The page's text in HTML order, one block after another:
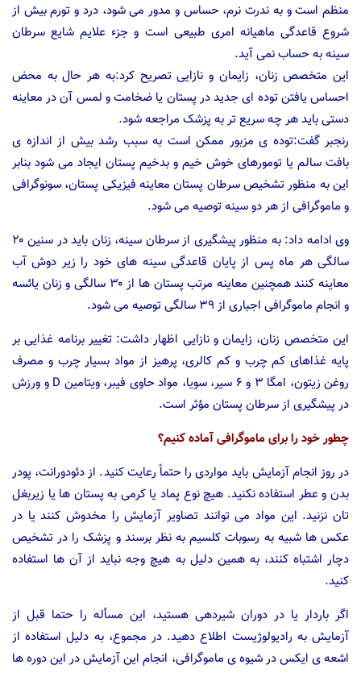
منظم است و به ندرت نرم، حساس و مدور می شود، درد و تورم بیش از
شروع قاعدگی ماهیانه امری طبیعی است و جزء علایم شایع سرطان
سينه به حساب نمی آید.
این متخصص زنان، زایمان و نازایی تصریح کرد:به هر حال به محض
احساس یافتن توده ای جدید در پستان یا ضخامت و لمس آن در معاینه
دستی باید هر چه سریع تر به پزشک مراجعه شود.
رنجبر گفت:توده ی مزبور ممکن است به سبب رشد بیش از اندازه ی
بافت سالم یا تومورهای خوش خیم و بدخیم پستان ایجاد می شود بنابر
این به منظور تشخیص سرطان پستان معاینه فیزیکی پستان، سونوگرافی
و ماموگرافی از هر دو سینه توصیه می شود.
وی ادامه داد: به منظور پیشگیری از سرطان سینه، زنان باید در سنین ۲۰
سالگی هر ماه پس از پایان قاعدگی سینه های خود را زیر دوش آب
معاینه کنند همچنین معاینه مرتب پستان ها از ۳۰ سالگی و زنان یائسه
و انجام ماموگرافی اجباری از ۳۹ سالگی توصیه می شود.
این متخصص زنان، زایمان و نازایی اظهار داشت: تغییر برنامه غذایی بر
پایه غذاهای کم چرب و کم کالری، پرهیز از مواد بسیار چرب و مصرف
روغن زیتون، امگا ۳ و ۶ سیر، سویا، مواد حاوی فیبر، ویتامین D و ورزش
در پیشگیری از سرطان پستان مؤثر است.
چطور خود را برای ماموگرافی آماده کنیم؟
در روز انجام آزمایش باید مواردی را حتماً رعایت کنید. از دئودورانت، پودر
بدن و عطر استفاده نکنید. هیچ نوع پماد یا کرمی به پستان ها یا زیربغل
تان نزنید. این مواد می توانند تصاویر آزمایش را مخدوش کنند یا در
عکس ها شبیه به رسوبات کلسیم به نظر برسند و پزشک را در تشخیص
دچار اشتباه کنند، به همین دلیل به هیچ وجه نباید از آن ها استفاده
کنید.
اگر باردار یا در دوران شیردهی هستید، این مسأله را حتما قبل از
آزمایش به رادیولوژیست اطلاع دهید. در مجموع، به دلیل استفاده از
اشعه ی ایکس در شیوه ی ماموگرافی، انجام این آزمایش در این دوره ها